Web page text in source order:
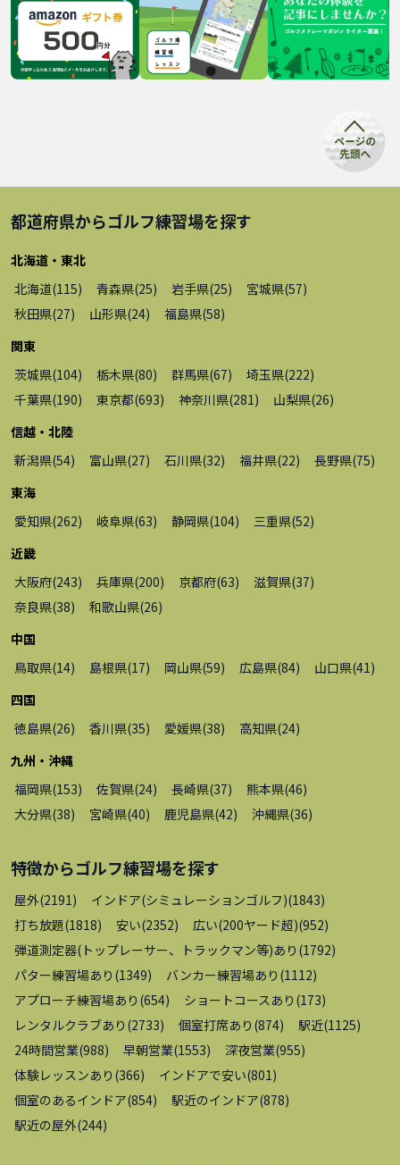
都道府県からゴルフ練習場を探す
北海道・東北
北海道(115) 青森県(25) 岩手県(25) 宮城県(57)
秋田県(27) 山形県(24) 福島県(58)
関東
茨城県(104) 栃木県(80) 群馬県(67) 埼玉県(222)
千葉県(190) 東京都(693) 神奈川県(281) 山梨県(26)
信越・北陸
新潟県(54) 富山県(27) 石川県(32) 福井県(22) 長野県(75)
東海
愛知県(262) 岐阜県(63) 静岡県(104) 三重県(52)
近畿
大阪府(243) 兵庫県(200) 京都府(63) 滋賀県(37)
奈良県(38) 和歌山県(26)
中国
鳥取県(14) 島根県(17) 岡山県(59) 広島県(84) 山口県(41)
四国
徳島県(26) 香川県(35) 愛媛県(38) 高知県(24)
九州・沖縄
福岡県(153) 佐賀県(24) 長崎県(37) 熊本県(46)
大分県(38) 宮崎県(40) 鹿児島県(42) 沖縄県(36)
特徴からゴルフ練習場を探す
屋外(2191) インドア(シミュレーションゴルフ)(1843)
打ち放題(1818) 安い(2352) 広い(200ヤード超)(952)
弾道測定器(トップレーサー、トラックマン等)あり (1792)
パター練習場あり (1349) バンカー練習場あり (1112)
アプローチ練習場あり (654) ショートコースあり (173)
レンタルクラブあり (2733) 個室打席あり (874) 駅近(1125)
24時間営業(988) 早朝営業(1553) 深夜営業(955)
体験レッスンあり (366) インドアで安い(801)
個室のあるインドア(854) 駅近のインドア(878)
駅近の屋外(244)